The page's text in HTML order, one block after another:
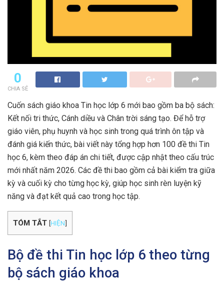
0
CHIA SẺ
Cuốn sách giáo khoa Tin học lớp 6 mới bao gồm ba bộ sách:
Kết nối tri thức, Cánh diều và Chân trời sáng tạo. Để hỗ trợ
giáo viên, phụ huynh và học sinh trong quá trình ôn tập và
đánh giá kiến thức, bài viết này tổng hợp hơn 100 đề thi Tin
học 6, kèm theo đáp án chi tiết, được cập nhật theo cấu trúc
mới nhất năm 2026. Các đề thi bao gồm cả bài kiểm tra giữa
kỳ và cuối kỳ cho từng học kỳ, giúp học sinh rèn luyện kỹ
năng và đạt kết quả cao trong học tập.
TÓM TẮT [HIỆN]
Bộ đề thi Tin học lớp 6 theo từng
bộ sách giáo khoa